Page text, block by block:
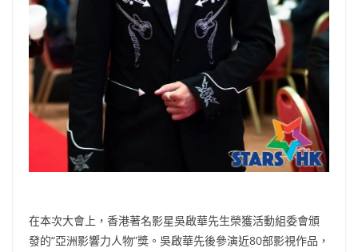
在本次大會上，香港著名影星吳啟華先生榮獲活動組委會頒
發的“亞洲影響力人物”獎。吳啟華先後參演近80部影視作品，